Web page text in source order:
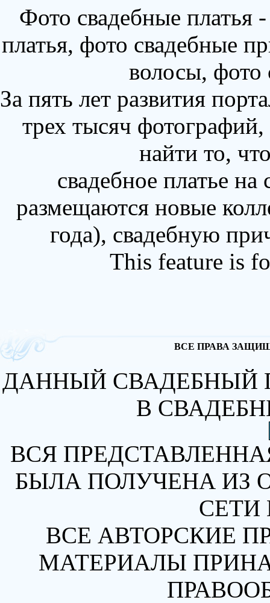
Фото свадебные
платья, фото свадебные
волосы,
За пять лет развития
трех тысяч
найти то,
свадебное платье
размещаются новые
года), свадебную
This feature is
ВСЕ ПРАВА
ДАННЫЙ СВАДЕБНЫЙ
В
ВСЯ
БЫЛА ПОЛУЧЕНА ИЗ
СЕТИ
ВСЕ АВТОРСКИЕ
МАТЕРИАЛЫ